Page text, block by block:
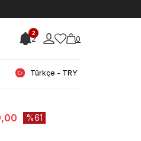
2
2 0
Türkçe - TRY
< Önceki Sayfaya Dön
Taban Hakiki
Ayakkabı
61